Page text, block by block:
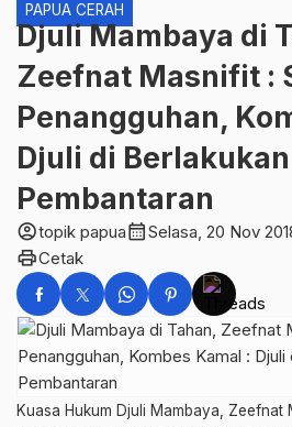
PAPUA CERAH
Djuli Mambaya di
Zeefnat Masnifit :
Penangguhan,
Djuli di Berlakukan
Pembantaran
account_circletopik papuacalendar_monthSelasa, 20 Nov
printCetak
Kuasa Hukum Djuli Mambaya, Zeefnat